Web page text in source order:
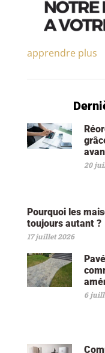
apprendre plus
20
Pourquoi les
toujours autant ?
17 juillet 2026
6